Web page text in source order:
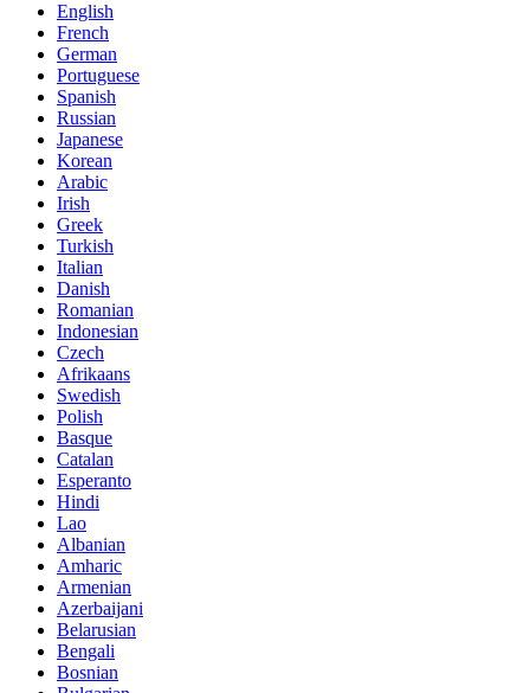
English
French
German
Portuguese
Spanish
Russian
Japanese
Korean
Arabic
Irish
Greek
Turkish
Italian
Danish
Romanian
Indonesian
Czech
Afrikaans
Swedish
Polish
Basque
Catalan
Esperanto
Hindi
Lao
Albanian
Amharic
Armenian
Azerbaijani
Belarusian
Bengali
Bosnian